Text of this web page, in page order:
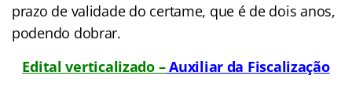
prazo de validade do certame, que é de dois anos,
podendo dobrar.
Edital verticalizado –Auxiliar da Fiscalização